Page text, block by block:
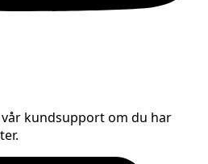
kundsupport om du har